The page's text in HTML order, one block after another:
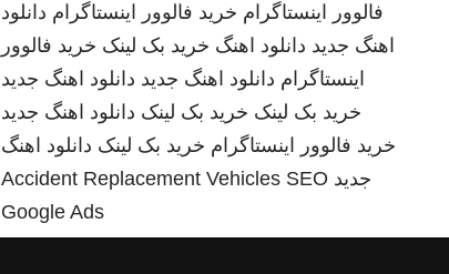
فالوور اینستاگرام خرید فالوور اینستاگرام دانلود
اهنگ جدید دانلود اهنگ خرید بک لینک خرید فالوور
اینستاگرام دانلود اهنگ جدید دانلود اهنگ جدید
خرید بک لینک خرید بک لینک دانلود اهنگ جدید
خرید فالوور اینستاگرام خرید بک لینک دانلود اهنگ
جدید
Accident Replacement Vehicles SEO
Google Ads